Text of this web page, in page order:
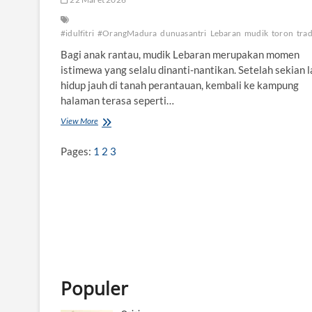
#idulfitri #OrangMadura dunuasantri Lebaran mudik toron
Bagi anak rantau, mudik Lebaran merupakan momen
istimewa yang selalu dinanti-nantikan. Setelah sekian
hidup jauh di tanah perantauan, kembali ke kampung
halaman terasa seperti…
View More
o
M
u
d
Pages: 1 2 3
Populer